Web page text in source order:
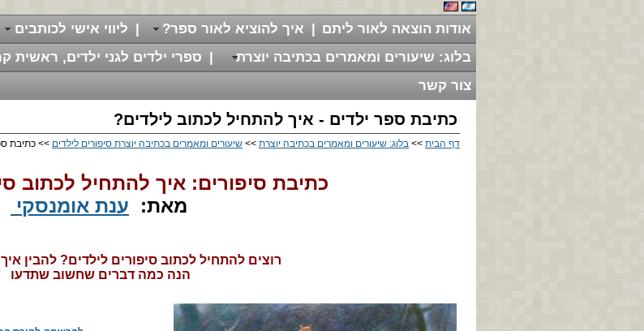
אודות הוצאה לאור ליתם | איך להוציא לאור ספר? | ליווי אישי לכותבים
בלוג: שיעורים ומאמרים בכתיבה יוצרת
| ספרי ילדים לגני ילדים, ראשית
צור קשר
כתיבת ספר ילדים - איך להתחיל לכתוב לילדים?
דף הבית >> בלוג: שיעורים ומאמרים בכתיבה יוצרת >> שיעורים ומאמרים בכתיבה יוצרת סיפורים לילדים >> כתיבת
כתיבת סיפורים: איך להתחיל לכתוב
מאת: ענת אומנסקי
רוצים להתחיל לכתוב סיפורים לילדים? להבין
הנה כמה דברים שחשוב שתדעו